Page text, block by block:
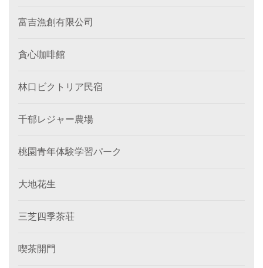
富吉漁創有限公司
貪心咖啡館
林口ビクトリア民宿
千郁レジャー農場
桃園青年体験学習パーク
大地花生
三芝四季茶荘
喫茶開門